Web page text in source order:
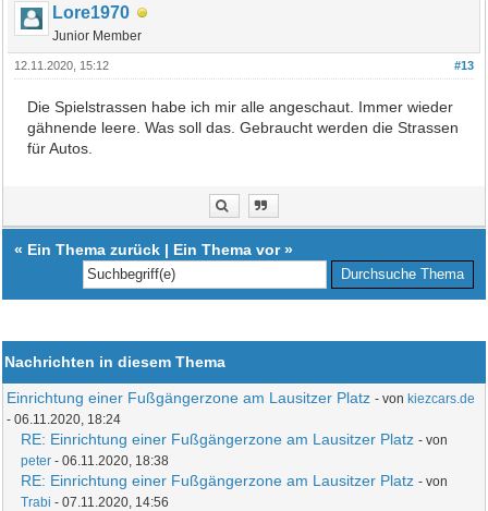
Lore1970
Junior Member
#13
12.11.2020, 15:12
Die Spielstrassen habe ich mir alle angeschaut. Immer wieder
gähnende leere. Was soll das. Gebraucht werden die Strassen
für Autos.
« Ein Thema zurück | Ein Thema vor»
Nachrichten in diesem Thema
Einrichtung einer Fußgängerzone am Lausitzer Platz - von kiezcars.de
- 06.11.2020, 18:24
RE: Einrichtung einer Fußgängerzone am Lausitzer Platz - von
peter - 06.11.2020, 18:38
RE: Einrichtung einer Fußgängerzone am Lausitzer Platz - von
Trabi - 07.11.2020, 14:56